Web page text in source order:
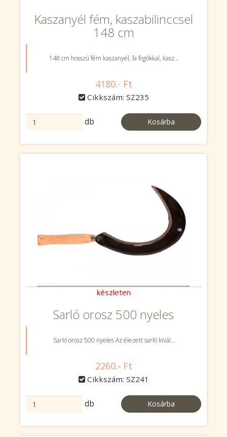
Kaszanyél fém, kaszabilinccsel
148 cm
148 cm hosszú fém kaszanyél, fa fogókkal, kasz...
4180.- Ft
Cikkszám: SZ235
db Kosárba
készleten
Sarló orosz 500 nyeles
Sarló orosz 500 nyeles Az élezett sarló kivál...
2260.- Ft
Cikkszám: SZ241
db Kosárba